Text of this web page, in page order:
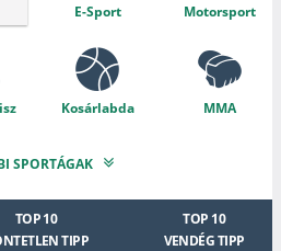
E-Sport Motorsport
Kosárlabda MMA
Atlétika Golf
SPORTÁGAK
TOP 10
TIPP
TOP 10
VENDÉG TIPP